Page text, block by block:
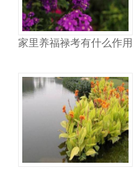
家里养福禄考有什么作用